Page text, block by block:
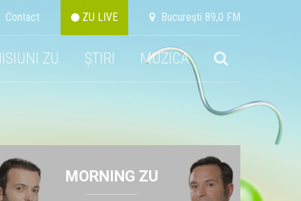
Contact ZU LIVE Bucureşti 89,0 FM
ZU ȘTIRI MUZICA
MORNING ZU